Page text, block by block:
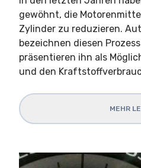
gewöhnt, die
Zylinder zu reduzieren.
bezeichnen diesen
präsentieren ihn als
und den
MEHR